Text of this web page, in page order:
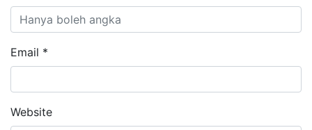
Email *
Website